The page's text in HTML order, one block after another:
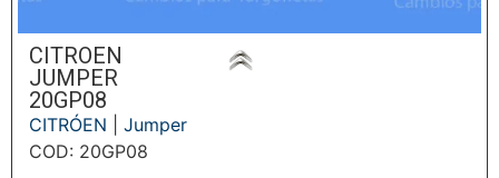
CITROEN
JUMPER
20GP08
CITRÓEN
Jumper
COD: 20GP08